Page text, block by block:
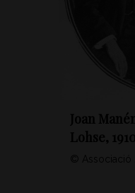
Joan
Lohse, 1910
© Associació